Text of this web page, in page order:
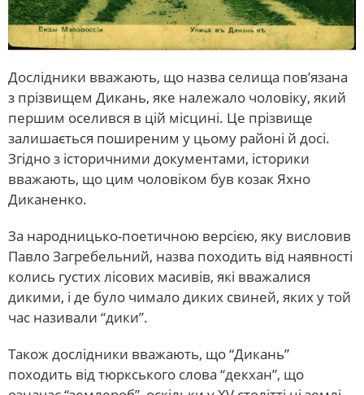
Дослідники вважають, що назва селища пов’язана
з прізвищем Дикань, яке належало чоловіку, який
першим оселився в цій місцині. Це прізвище
залишається поширеним у цьому районі й досі.
Згідно з історичними документами, історики
вважають, що цим чоловіком був козак Яхно
Диканенко.
За народницько-поетичною версією, яку висловив
Павло Загребельний, назва походить від наявності
колись густих лісових масивів, які вважалися
дикими, і де було чимало диких свиней, яких у той
час називали “дики”.
Також дослідники вважають, що “Дикань”
походить від тюркського слова “декхан”, що